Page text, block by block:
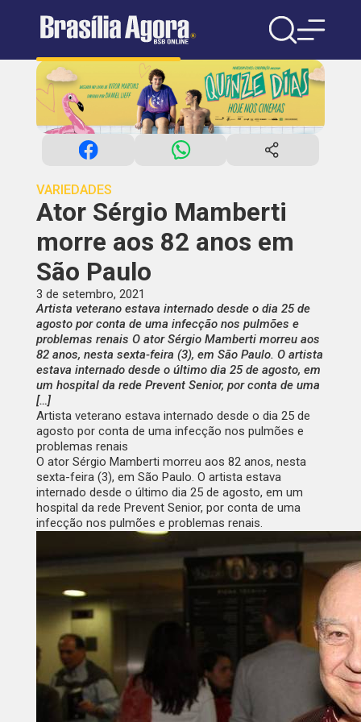
VARIEDADES
Ator Sérgio Mamberti
morre aos 82 anos em
São Paulo
3 de setembro, 2021
Artista veterano estava internado desde o dia 25 de
agosto por conta de uma infecção nos pulmões e
problemas renais O ator Sérgio Mamberti morreu aos
82 anos, nesta sexta-feira (3), em São Paulo. O artista
estava internado desde o último dia 25 de agosto, em
um hospital da rede Prevent Senior, por conta de uma
[…]
Artista veterano estava internado desde o dia 25 de
agosto por conta de uma infecção nos pulmões e
problemas renais
O ator Sérgio Mamberti morreu aos 82 anos, nesta
sexta-feira (3), em São Paulo. O artista estava
internado desde o último dia 25 de agosto, em um
hospital da rede Prevent Senior, por conta de uma
infecção nos pulmões e problemas renais.